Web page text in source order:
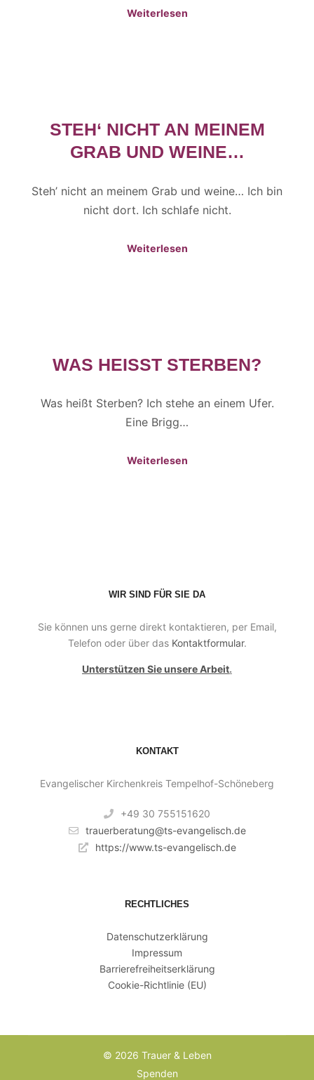
Weiterlesen
STEH‘ NICHT AN MEINEM
GRAB UND WEINE…
Steh’ nicht an meinem Grab und weine… Ich bin
nicht dort. Ich schlafe nicht.
Weiterlesen
WAS HEISST STERBEN?
Was heißt Sterben? Ich stehe an einem Ufer.
Eine Brigg…
Weiterlesen
WIR SIND FÜR SIE DA
Sie können uns gerne direkt kontaktieren, per Email,
Telefon oder über das Kontaktformular.
Unterstützen Sie unsere Arbeit.
KONTAKT
Evangelischer Kirchenkreis Tempelhof-Schöneberg
+49 30 755151620
trauerberatung@ts-evangelisch.de
https://www.ts-evangelisch.de
RECHTLICHES
Datenschutzerklärung
Impressum
Barrierefreiheitserklärung
Cookie-Richtlinie (EU)
© 2026 Trauer & Leben
Spenden